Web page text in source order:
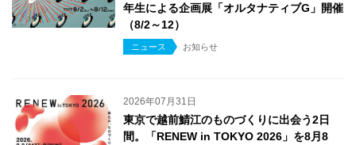
年生による企画展「オルタナティブG」開催
（8/2～12）
ニュース お知らせ
2026年07月31日
東京で越前鯖江のものづくりに出会う2日
間。「RENEW in TOKYO 2026」を8月8